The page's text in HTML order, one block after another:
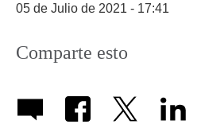
05 de Julio de 2021 - 17:41
Comparte esto